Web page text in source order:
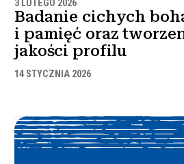
3 LUTEGO 2026
Badanie cichych
i pamięć oraz
jakości profilu
14 STYCZNIA 2026